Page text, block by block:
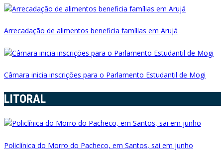
Arrecadação de alimentos beneficia famílias em Arujá
Câmara inicia inscrições para o Parlamento Estudantil de Mogi
LITORAL
Policlínica do Morro do Pacheco, em Santos, sai em junho